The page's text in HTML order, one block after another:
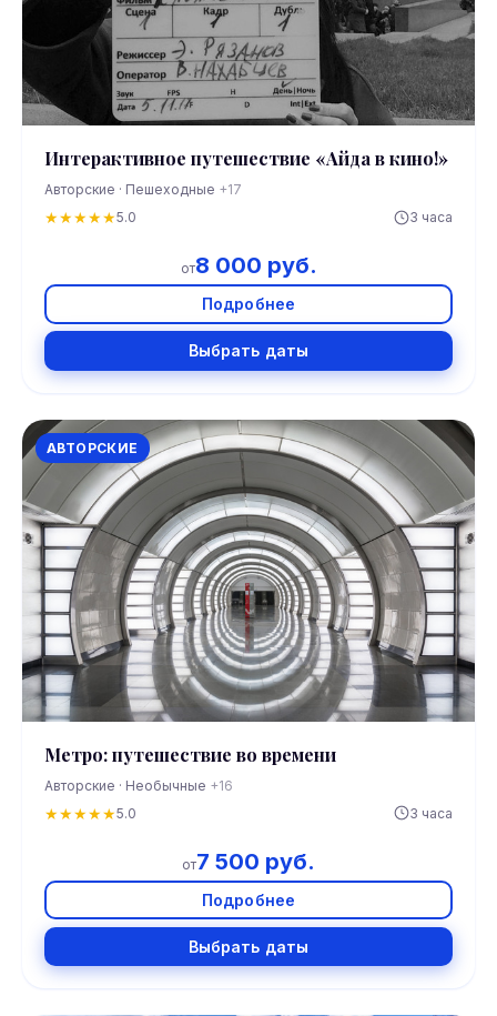
Интерактивное путешествие «Айда в кино!»
Авторские · Пешеходные +17
★★★★★5.0 3 часа
от8 000 руб.
Подробнее
Выбрать даты
АВТОРСКИЕ
Метро: путешествие во времени
Авторские · Необычные +16
★★★★★5.0 3 часа
от7 500 руб.
Подробнее
Выбрать даты